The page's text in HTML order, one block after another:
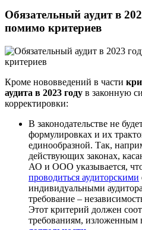
Обязательный аудит в
помимо критериев
Кроме нововведений в части
аудита в 2023 году в законную
корректировки:
В законодательстве не
формулировках и их
единообразной. Так,
действующих законах,
АО и ООО указывается,
проводиться аудиторскими
индивидуальными
требование –
Этот критерий должен
требованиям, изложенным